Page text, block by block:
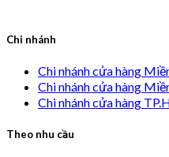
Chi nhánh
Chi nhánh cửa hàng
Chi nhánh cửa hàng
Chi nhánh cửa hàng
Theo nhu cầu